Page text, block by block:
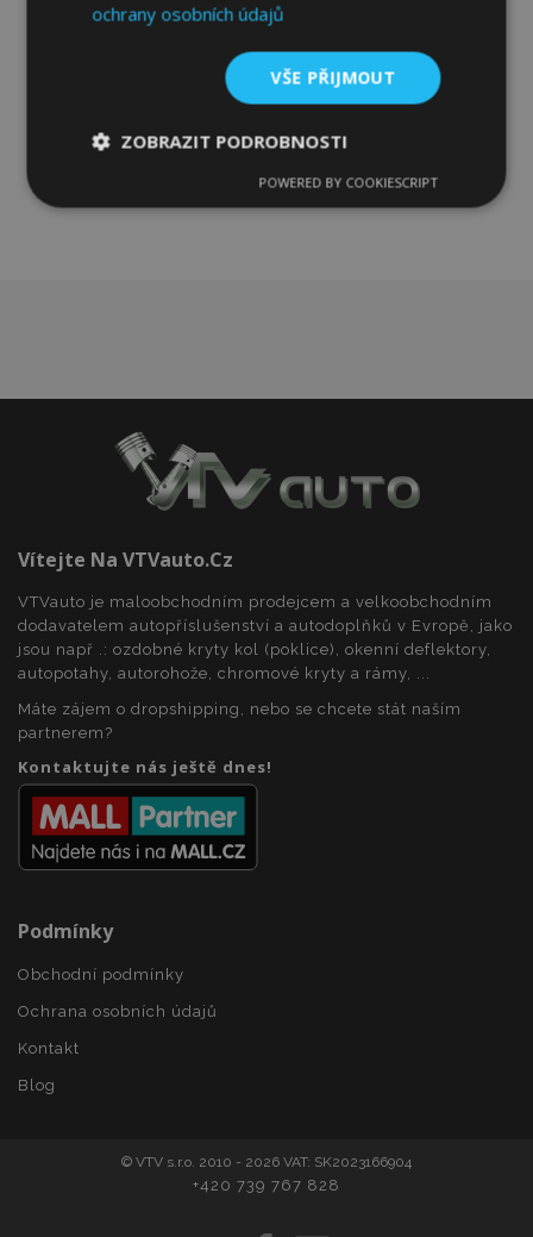
Přidat
oblíbeným
Vítejte Na VTVauto.cz
VTVauto je maloobchodním prodejcem a velkoobchodním
dodavatelem autopříslušenství a autodoplňků v Evropě, jako
jsou např .: ozdobné kryty kol (poklice), okenní deflektory,
autopotahy, autorohože, chromové kryty a rámy, ...
Máte zájem o dropshipping, nebo se chcete stát naším
partnerem?
Kontaktujte nás ještě dnes!
Podmínky
Obchodní podmínky
Ochrana osobních údajů
Kontakt
Blog
© VTV s.r.o. 2010 - 2026 VAT: SK2023166904
+420 739 767 828
ochrany osobních údajů
VŠE PŘIJMOUT
ZOBRAZIT PODROBNOSTI
nutné
Výkonové
soubory
Soubory
cílení
Nezbytně nutné soubory
Výkonové soubory
Nezbytně nutné soubory cookie umožňují základní
uživatele a správa účtu. Webové stránky nelze bez
nezbytně nutných souborů cookie správně
používat.
Poskytovatel
Doména
mage-messages
POWERED BY COOKIESCRIPT